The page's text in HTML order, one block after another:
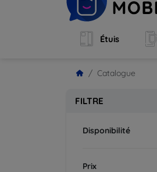
Étuis
Catalogue
FILTRE
Disponibilité
Prix